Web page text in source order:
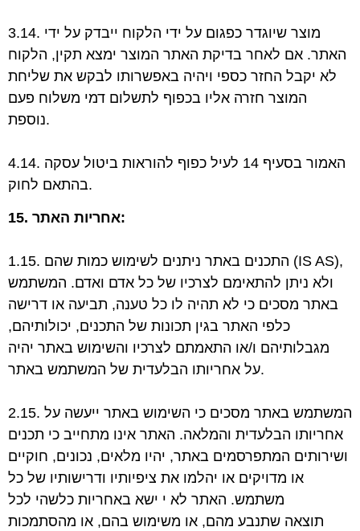
3.14. מוצר שיוגדר כפגום על ידי הלקוח ייבדק על ידי
האתר. אם לאחר בדיקת האתר המוצר ימצא תקין, הלקוח
לא יקבל החזר כספי ויהיה באפשרותו לבקש את שליחת
המוצר חזרה אליו בכפוף לתשלום דמי משלוח פעם
נוספת.
4.14. האמור בסעיף 14 לעיל כפוף להוראות ביטול עסקה
בהתאם לחוק.
15. אחריות האתר:
1.15. התכנים באתר ניתנים לשימוש כמות שהם (IS AS),
ולא ניתן להתאימם לצרכיו של כל אדם ואדם. המשתמש
באתר מסכים כי לא תהיה לו כל טענה, תביעה או דרישה
כלפי האתר בגין תכונות של התכנים, יכולותיהם,
מגבלותיהם ו/או התאמתם לצרכיו והשימוש באתר יהיה
עלאחריותו הבלעדית של המשתמש באתר.
2.15. המשתמש באתר מסכים כי השימוש באתר ייעשה על
אחריותו הבלעדית והמלאה. האתר אינו מתחייב כי תכנים
ושירותים המתפרסמים באתר, יהיו מלאים, נכונים, חוקיים
או מדויקים או יהלמו את ציפיותיו ודרישותיו של כל
משתמש. האתר לא י ישא באחריות כלשהי לכל
תוצאה שתנבע מהם, או משימוש בהם, או מהסתמכות